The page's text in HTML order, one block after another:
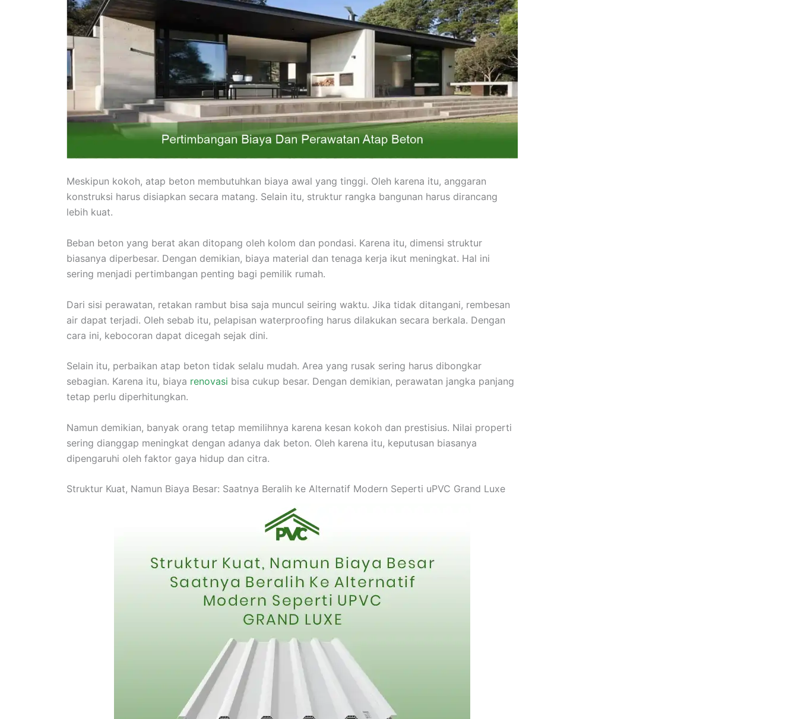
Meskipun kokoh, atap beton membutuhkan biaya awal yang tinggi. Oleh karena itu, anggaran
konstruksi harus disiapkan secara matang. Selain itu, struktur rangka bangunan harus dirancang
lebih kuat.
Beban beton yang berat akan ditopang oleh kolom dan pondasi. Karena itu, dimensi struktur
biasanya diperbesar. Dengan demikian, biaya material dan tenaga kerja ikut meningkat. Hal ini
sering menjadi pertimbangan penting bagi pemilik rumah.
Dari sisi perawatan, retakan rambut bisa saja muncul seiring waktu. Jika tidak ditangani, rembesan
air dapat terjadi. Oleh sebab itu, pelapisan waterproofing harus dilakukan secara berkala. Dengan
cara ini, kebocoran dapat dicegah sejak dini.
Selain itu, perbaikan atap beton tidak selalu mudah. Area yang rusak sering harus dibongkar
sebagian. Karena itu, biaya renovasi bisa cukup besar. Dengan demikian, perawatan jangka panjang
tetap perlu diperhitungkan.
Namun demikian, banyak orang tetap memilihnya karena kesan kokoh dan prestisius. Nilai properti
sering dianggap meningkat dengan adanya dak beton. Oleh karena itu, keputusan biasanya
dipengaruhi oleh faktor gaya hidup dan citra.
Struktur Kuat, Namun Biaya Besar: Saatnya Beralih ke Alternatif Modern Seperti uPVC Grand Luxe